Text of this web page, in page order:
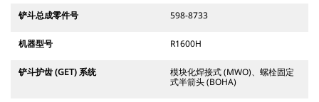
铲斗总成零件号 598-8733
机器型号 R1600H
铲斗护齿 (GET) 系统
模块化焊接式 (MWO)、螺栓固定
式半箭头 (BOHA)